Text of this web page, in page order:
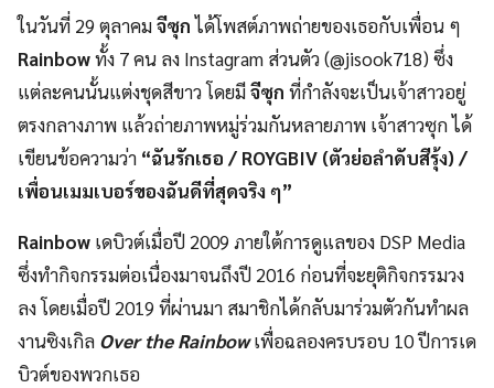
ในวันที่ 29 ตุลาคมจีซุกได้โพสต์ภาพถ่ายของเธอกับเพื่อน ๆ
Rainbowทั้ง 7 คน ลง Instagram ส่วนตัว (@jisook718) ซึ่ง
แต่ละคนนั้นแต่งชุดสีขาว โดยมีจีซุก ที่กำลังจะเป็นเจ้าสาวอยู่
ตรงกลางภาพ แล้วถ่ายภาพหมู่ร่วมกันหลายภาพ เจ้าสาวซุก ได้
เขียนข้อความว่า “ฉันรักเธอ / ROYGBIV (ตัวย่อลำดับสีรุ้ง) /
เพื่อนเมมเบอร์ของฉันดีที่สุดจริง ๆ”
Rainbow เดบิวต์เมื่อปี 2009 ภายใต้การดูแลของ​ DSP Media
ซึ่งทำกิจกรรมต่อเนื่องมาจนถึงปี 2016 ก่อนที่จะยุติกิจกรรมวง
ลง โดยเมื่อปี 2019 ที่ผ่านมา สมาชิกได้กลับมาร่วมตัวกันทำผล
งานซิงเกิล Over the Rainbowเพื่อฉลองครบรอบ 10 ปีการเด
บิวต์ของพวกเธอ